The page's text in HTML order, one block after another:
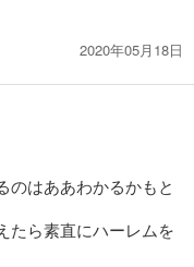
2020年05月18日
のはああわかるかもと
たら素直にハーレムを